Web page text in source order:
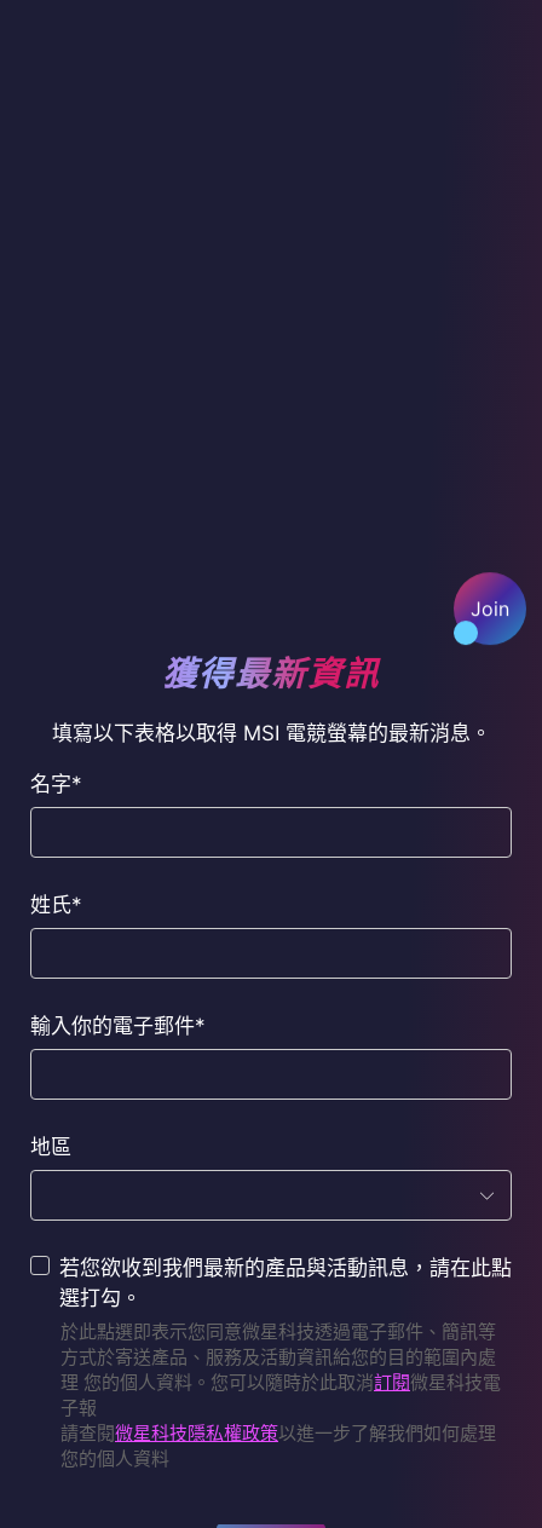
Join
獲得最新資訊
填寫以下表格以取得 MSI 電競螢幕的最新消息。
名字*
姓氏*
輸入你的電子郵件*
地區
若您欲收到我們最新的產品與活動訊息，請在此點
選打勾。
於此點選即表示您同意微星科技透過電子郵件、簡訊等
方式於寄送產品、服務及活動資訊給您的目的範圍內處
理 您的個人資料。您可以隨時於此取消訂閱微星科技電
子報
請查閱微星科技隱私權政策以進一步了解我們如何處理
您的個人資料